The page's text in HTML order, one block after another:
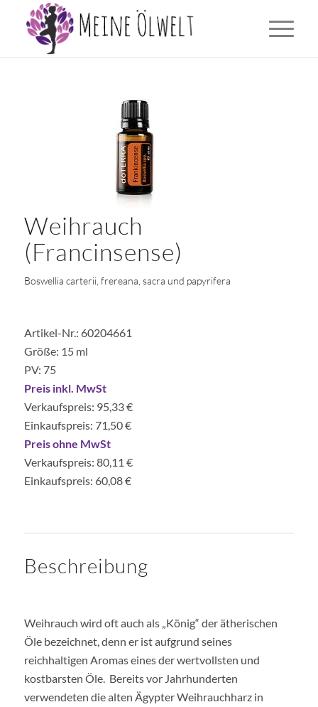
Weihrauch
(Francinsense)
Boswellia carterii, frereana, sacra und papyrifera
Artikel-Nr.: 60204661
Größe: 15 ml
PV: 75
Preis inkl. MwSt
Verkaufspreis: 95,33 €
Einkaufspreis: 71,50 €
Preis ohne MwSt
Verkaufspreis: 80,11 €
Einkaufspreis: 60,08 €
Beschreibung
Weihrauch wird oft auch als „König“ der ätherischen
Öle bezeichnet, denn er ist aufgrund seines
reichhaltigen Aromas eines der wertvollsten und
kostbarsten Öle. Bereits vor Jahrhunderten
verwendeten die alten Ägypter Weihrauchharz in